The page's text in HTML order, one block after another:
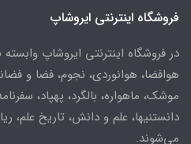
فروشگاه اینترنتی ایروشاپ
در فروشگاه اینترنتی ایروشاپ
هوافضا، هوانوردی، نجوم، فضا و
موشک، ماهواره، بالگرد، پهپاد،
دانستنیها، علم و دانش، تاریخ
می‌شوند.